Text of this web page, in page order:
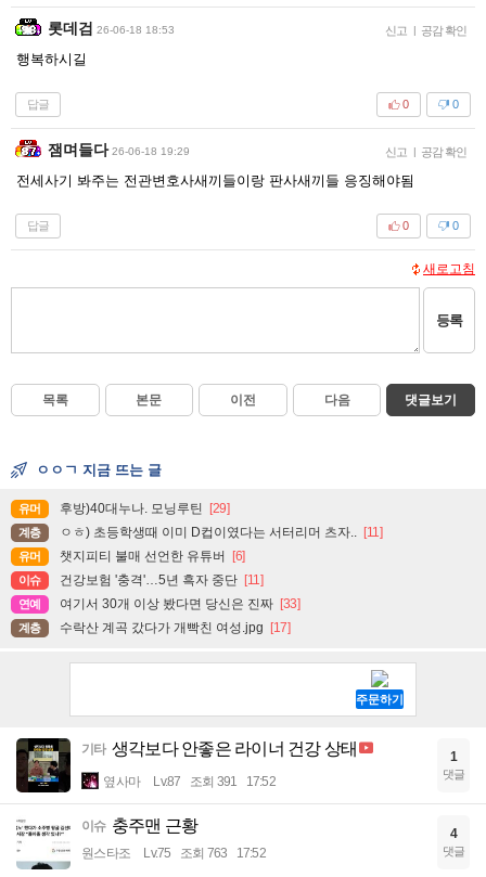
롯데검 26-06-18 18:53 신고 | 공감 확인
행복하시길
답글 0
0
잼며들다 26-06-18 19:29 신고 | 공감 확인
전세사기 봐주는 전관변호사새끼들이랑 판사새끼들 응징해야됨
답글 0
0
새로고침
등록
목록 본문 이전 다음 댓글보기
ㅇㅇㄱ 지금 뜨는 글
유머 후방)40대누나. 모닝루틴 [29]
계층 ㅇㅎ) 초등학생때 이미 D컵이였다는 서터리머 츠자.. [11]
유머 챗지피티 불매 선언한 유튜버 [6]
이슈 건강보험 '충격'…5년 흑자 중단 [11]
연예 여기서 30개 이상 봤다면 당신은 진짜 [33]
계층 수락산 계곡 갔다가 개빡친 여성.jpg [17]
기타 생각보다 안좋은 라이너 건강 상태
옆사마 Lv.87 조회 391 17:52
1
댓글
이슈 충주맨 근황
원스타조 Lv.75 조회 763 17:52
4
댓글